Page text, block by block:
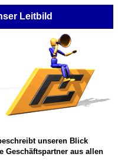
Leitbild
unseren Blick
Geschäftspartner aus allen